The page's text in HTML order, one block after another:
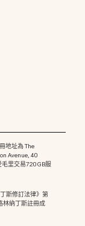
地址為 The
Avenue, 40
里交易720GB服
斯修訂法律》第
林納丁斯註冊成